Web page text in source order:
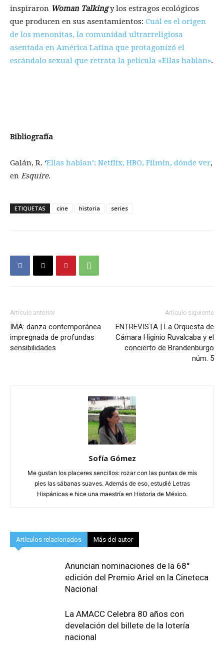
inspiraron Woman Talkingy los estragos ecológicos
que producen en sus asentamientos: Cuál es el origen
de los menonitas, la comunidad ultrarreligiosa
asentada en América Latina que protagonizó el
escándalo sexual que retrata la película «Ellas hablan».
Bibliografía
Galán, R. ‘Ellas hablan’: Netflix, HBO, Filmin, dónde ver,
en Esquire.
ETIQUETAS cine historia series
Artículo anterior
IMA: danza contemporánea
impregnada de profundas
sensibilidades
Artículo siguiente
ENTREVISTA | La Orquesta de
Cámara Higinio Ruvalcaba y el
concierto de Brandenburgo
núm. 5
Sofía Gómez
Me gustan los placeres sencillos: rozar con las puntas de mis
pies las sábanas suaves. Además de eso, estudié Letras
Hispánicas e hice una maestría en Historia de México.
Artículos relacionados Más del autor
Anuncian nominaciones de la 68°
edición del Premio Ariel en la Cineteca
Nacional
La AMACC Celebra 80 años con
develación del billete de la lotería
nacional